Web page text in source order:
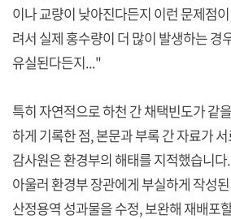
이나 교량이 낮아진다든지 이런 문제점
려서 실제 홍수량이 더 많이 발생하는 경
유실된다든지..."
특히 자연적으로 하천 간 채택빈도가 같
하게 기록한 점, 본문과 부록 간 자료가
감사원은 환경부의 해태를 지적했습니다.
아울러 환경부 장관에게 부실하게 작성
산정용역 성과물을 수정, 보완해 재배포